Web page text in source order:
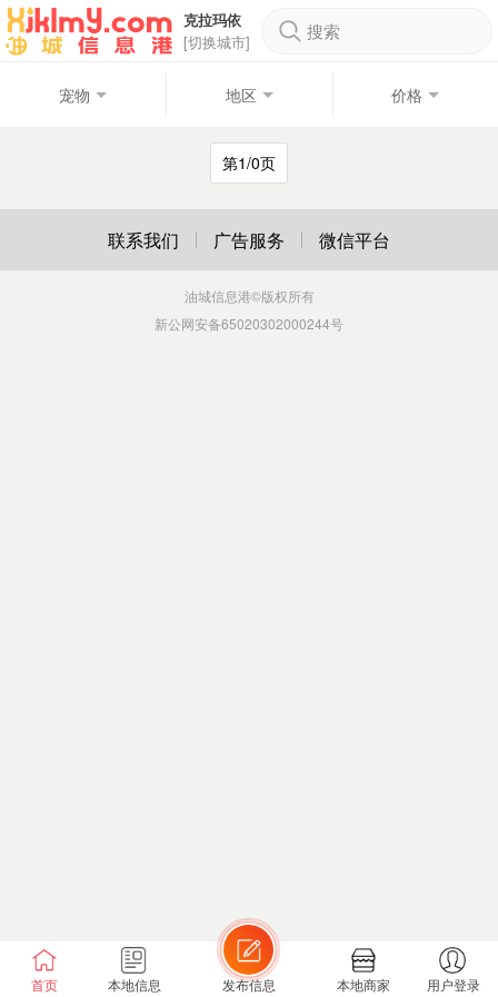
克拉玛依
[切换城市]
搜索
宠物 地区 价格
第1/0页
首页 本地信息 发布信息 本地商家 用户登录
联系我们 广告服务 微信平台
油城信息港©版权所有
新公网安备65020302000244号